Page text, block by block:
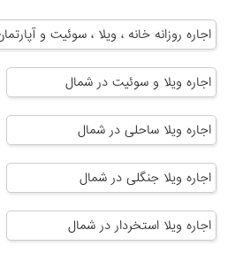
اجاره روزانه خانه ، ویلا ، سوئیت و
اجاره ویلا و سوئیت در شمال
اجاره ویلا ساحلی در شمال
اجاره ویلا جنگلی در شمال
اجاره ویلا استخردار در شمال